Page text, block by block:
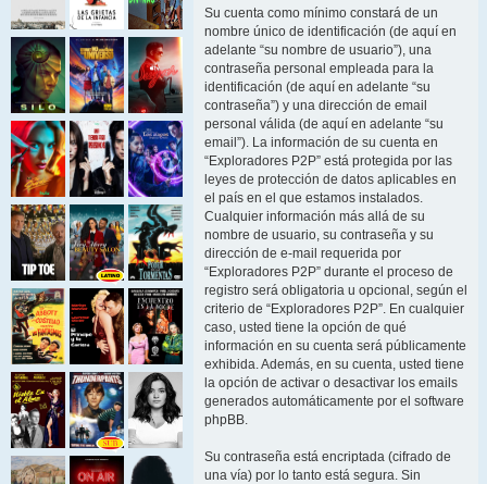
Su cuenta como mínimo constará de un
nombre único de identificación (de aquí en
adelante “su nombre de usuario”), una
contraseña personal empleada para la
identificación (de aquí en adelante “su
contraseña”) y una dirección de email
personal válida (de aquí en adelante “su
email”). La información de su cuenta en
“Exploradores P2P” está protegida por las
leyes de protección de datos aplicables en
el país en el que estamos instalados.
Cualquier información más allá de su
nombre de usuario, su contraseña y su
dirección de e-mail requerida por
“Exploradores P2P” durante el proceso de
registro será obligatoria u opcional, según el
criterio de “Exploradores P2P”. En cualquier
caso, usted tiene la opción de qué
información en su cuenta será públicamente
exhibida. Además, en su cuenta, usted tiene
la opción de activar o desactivar los emails
generados automáticamente por el software
phpBB.
Su contraseña está encriptada (cifrado de
una vía) por lo tanto está segura. Sin